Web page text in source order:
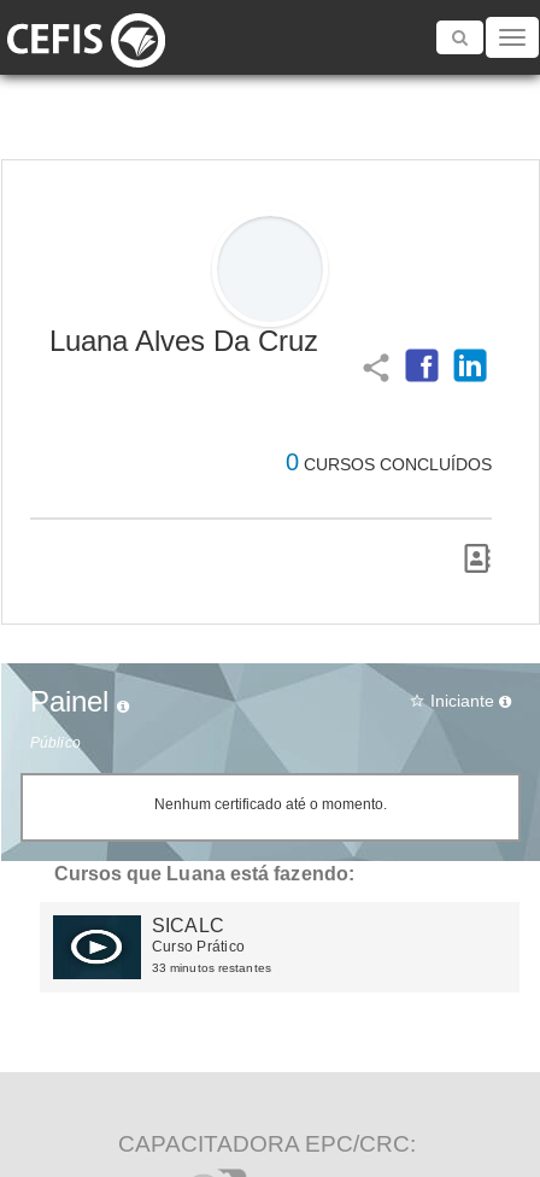
Toggle
Luana Alves Da Cruz
share
0 CURSOS CONCLUÍDOS
Painel
Público
star_border Iniciante
Nenhum certificado até o momento.
Cursos que Luana está fazendo:
SICALC
Curso Prático
33 minutos restantes
CAPACITADORA EPC/CRC: